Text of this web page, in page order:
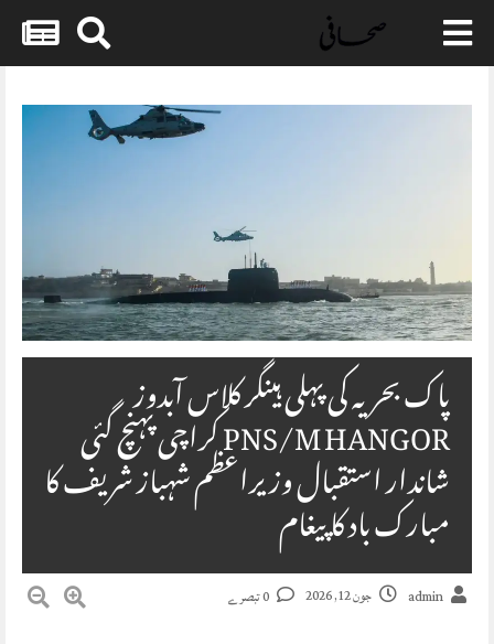
Skip
content
پاک بحریہ کی پہلی ہینگر کلاس آبدوز
PNS/M HANGOR کراچی پہنچ گئی
شاندار استقبال وزیراعظم شہباز شریف کا
مبارک باد کا پیغام
admin جون 12, 2026